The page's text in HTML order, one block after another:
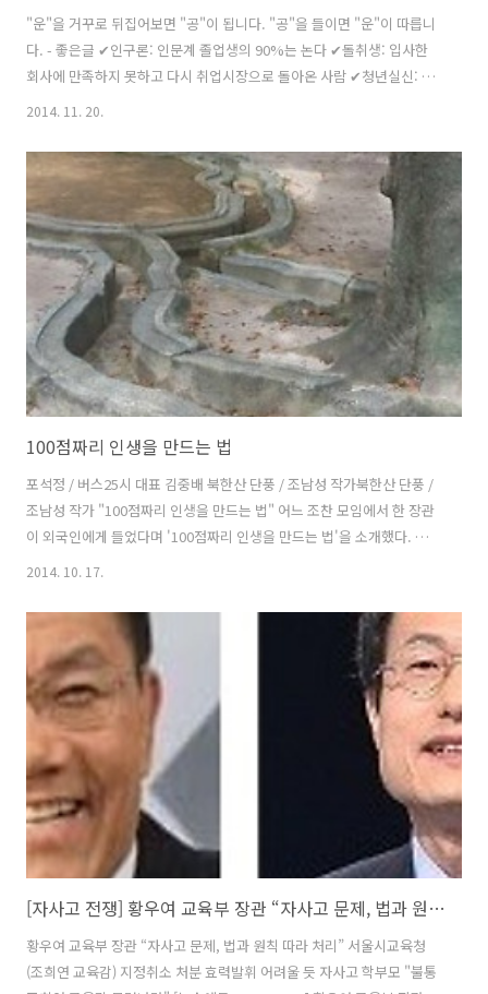
"운"을 거꾸로 뒤집어보면 "공"이 됩니다. "공"을 들이면 "운"이 따릅니
다. - 좋은글 ✔인구론: 인문계 졸업생의 90%는 논다 ✔돌취생: 입사한
회사에 만족하지 못하고 다시 취업시장으로 돌아온 사람 ✔청년실신: 등
록금 대출을 받았으나 취업이 늦어져 청년 대부분이 신용불량자가 되는
리..조직원 100여명, 피해자 수만명, 피해금액 400여억원 추정" 경력과
인맥을 제대로 살렸구나. 나쁜 쪽으로! http://me2.do/x38p6leZ
2014. 11. 20.
100점짜리 인생을 만드는 법
포석정 / 버스25시 대표 김중배 북한산 단풍 / 조남성 작가북한산 단풍 /
조남성 작가 "100점짜리 인생을 만드는 법" 어느 조찬 모임에서 한 장관
이 외국인에게 들었다며 '100점짜리 인생을 만드는 법'을 소개했다. 일단
26자의 알파벳 순서대로 숫자를 붙여 주라고 했다. A에 1을 붙여주고 B
J K L M N /1 2 3 4 5 6 7 8 9 10 11 12 13 14 O P Q R S T U V W X Y
Z/15 16 17 18 19 20 21 22 23 24 25 26 그런 다음 알파벳 단어를 숫자
로 환산해서 점수를 낸다. 한 장관이 물었다. "열심히 일하면 될까요?" 그
리고는 계산을 해 보..
2014. 10. 17.
[자사고 전쟁] 황우여 교육부 장관 “자사고 문제, 법과 원칙 따라 처리” vs 조희연 교육감 지정취소 처분 강행(비공개)
황우여 교육부 장관 “자사고 문제, 법과 원칙 따라 처리” 서울시교육청
(조희연 교육감) 지정취소 처분 효력발휘 어려울 듯 자사고 학부모 "불통